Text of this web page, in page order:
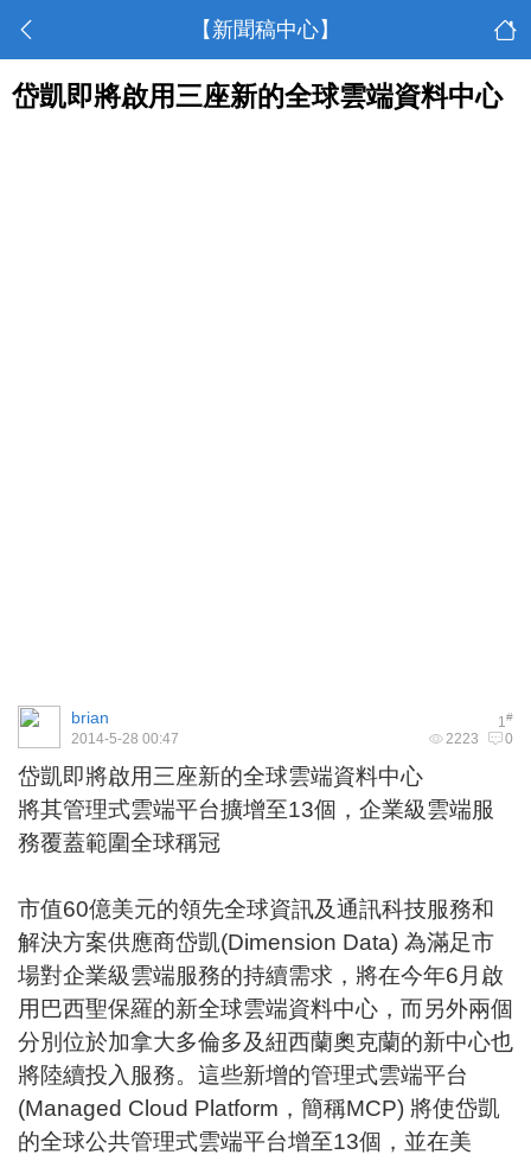
【新聞稿中心】
岱凱即將啟用三座新的全球雲端資料中心
1#
brian
2223 0
2014-5-28 00:47
岱凱即將啟用三座新的全球雲端資料中心
將其管理式雲端平台擴增至13個，企業級雲端服
務覆蓋範圍全球稱冠
市值60億美元的領先全球資訊及通訊科技服務和
解決方案供應商岱凱(Dimension Data) 為滿足市
場對企業級雲端服務的持續需求，將在今年6月啟
用巴西聖保羅的新全球雲端資料中心，而另外兩個
分別位於加拿大多倫多及紐西蘭奧克蘭的新中心也
將陸續投入服務。這些新增的管理式雲端平台
(Managed Cloud Platform，簡稱MCP) 將使岱凱
的全球公共管理式雲端平台增至13個，並在美